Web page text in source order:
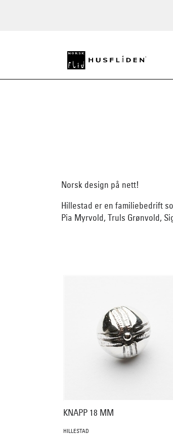
Norsk design på nett!
Hillestad er en familiebedrift
Pia Myrvold, Truls Grønvold,
KNAPP 18 MM
HILLESTAD